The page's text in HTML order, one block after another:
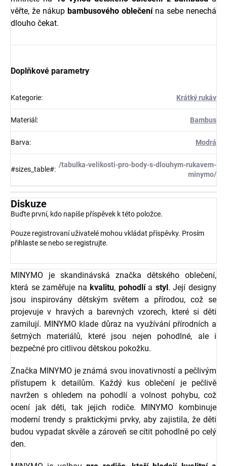
věřte, že nákup bambusového oblečení na sebe nenechá
dlouho čekat.
Doplňkové parametry
Kategorie: Krátký rukáv
Materiál : Bambus
Barva: Modrá
#sizes_table#:
/tabulka-velikosti-pro-body-s-dlouhym-rukavem-
minymo/
Diskuze
Buďte první, kdo napíše příspěvek k této položce.
Pouze registrovaní uživatelé mohou vkládat příspěvky. Prosím
přihlaste se nebo se registrujte.
MINYMO je skandinávská značka dětského oblečení,
která se zaměřuje nakvalitu, pohodlía styl. Její designy
jsou inspirovány dětským světem a přírodou, což se
projevuje v hravých a barevných vzorech, které si děti
zamilují. MINYMO klade důraz na využívání přírodních a
šetrných materiálů, které jsou nejen pohodlné, ale i
bezpečné pro citlivou dětskou pokožku.
Značka MINYMO je známá svou inovativností a pečlivým
přístupem k detailům. Každý kus oblečení je pečlivě
navržen s ohledem na pohodlí a volnost pohybu, což
ocení jak děti, tak jejich rodiče. MINYMO kombinuje
moderní trendy s praktickými prvky, aby zajistila, že děti
budou vypadat skvěle a zároveň se cítit pohodlně po celý
den.